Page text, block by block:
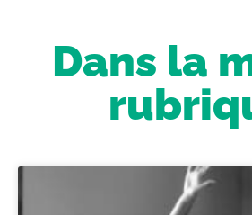
Dans la